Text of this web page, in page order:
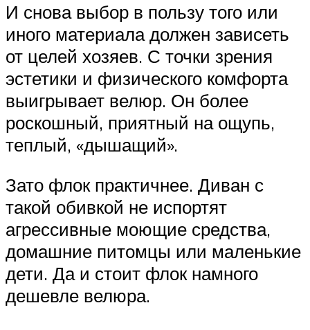
И снова выбор в пользу того или
иного материала должен зависеть
от целей хозяев. С точки зрения
эстетики и физического комфорта
выигрывает велюр. Он более
роскошный, приятный на ощупь,
теплый, «дышащий».
Зато флок практичнее. Диван с
такой обивкой не испортят
агрессивные моющие средства,
домашние питомцы или маленькие
дети. Да и стоит флок намного
дешевле велюра.